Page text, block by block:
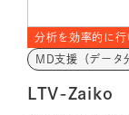
分析を効率的に行
MD支援（データ
LTV-Zaiko